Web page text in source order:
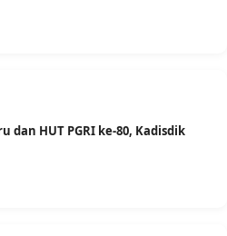
dan HUT PGRI ke-80, Kadisdik